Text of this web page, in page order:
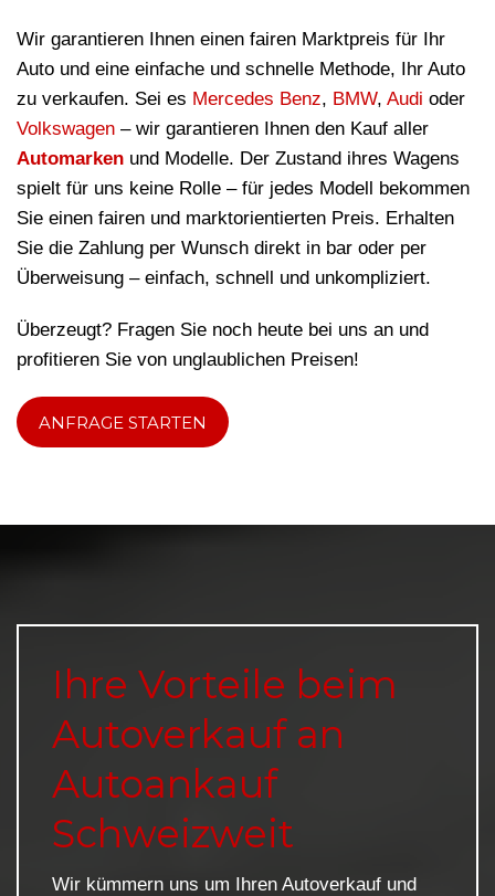
Wir garantieren Ihnen einen fairen Marktpreis für Ihr
Auto und eine einfache und schnelle Methode, Ihr Auto
zu verkaufen. Sei es Mercedes Benz, BMW, Audi oder
Volkswagen – wir garantieren Ihnen den Kauf aller
Automarken und Modelle. Der Zustand ihres Wagens
spielt für uns keine Rolle – für jedes Modell bekommen
Sie einen fairen und marktorientierten Preis. Erhalten
Sie die Zahlung per Wunsch direkt in bar oder per
Überweisung – einfach, schnell und unkompliziert.
Überzeugt? Fragen Sie noch heute bei uns an und
profitieren Sie von unglaublichen Preisen!
ANFRAGE STARTEN
Ihre Vorteile beim
Autoverkauf an
Autoankauf
Schweizweit
Wir kümmern uns um Ihren Autoverkauf und